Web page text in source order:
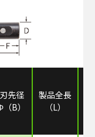
刃先径
B）
製品全長
（L）